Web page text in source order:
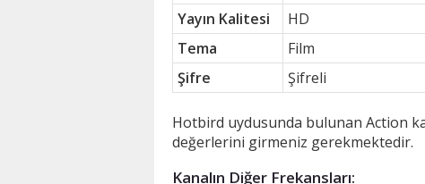
Yayın Kalitesi
HD
Tema
Film
Şifre
Şifreli
Hotbird uydusunda bulunan Action
değerlerini girmeniz gerekmektedir.
Kanalın Diğer Frekansları: